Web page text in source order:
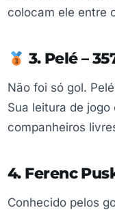
colocam ele entre
3. Pelé –
Não foi só gol.
Sua leitura de
companheiros
4. Ferenc
Conhecido pelos